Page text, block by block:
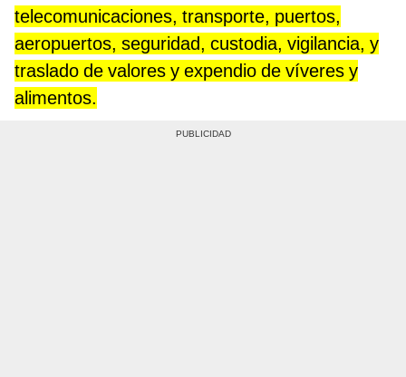
telecomunicaciones, transporte, puertos,
aeropuertos, seguridad, custodia, vigilancia, y
traslado de valores y expendio de víveres y
alimentos.